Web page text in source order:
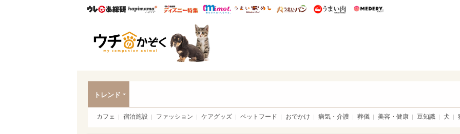
ウレぴあ総研ハピママ* ウレぴあ総研 ディズニー特集
mimot. うまいめし うまいパン うまい肉
トレンド
カフェ 宿泊施設 ファッション ケアグッズ ペットフード おでかけ 病気・介護 葬儀 美容・健康 豆知識 犬